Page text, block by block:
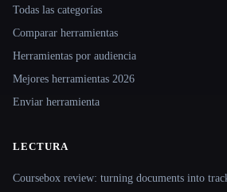
Todas las categorías
Comparar herramientas
Herramientas por audiencia
Mejores herramientas 2026
Enviar herramienta
LECTURA
Coursebox review: turning documents into